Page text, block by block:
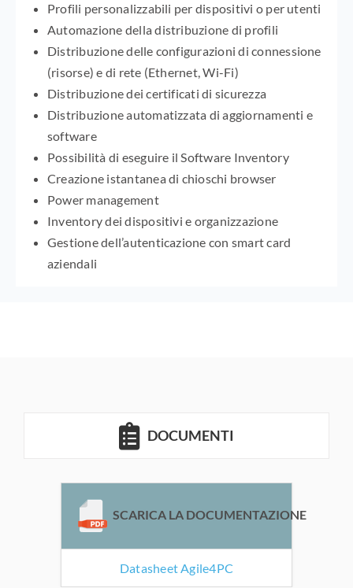
Profili personalizzabili per dispositivi o per utenti
Automazione della distribuzione di profili
Distribuzione delle configurazioni di connessione
(risorse) e di rete (Ethernet, Wi-Fi)
Distribuzione dei certificati di sicurezza
Distribuzione automatizzata di aggiornamenti e
software
Possibilità di eseguire il Software Inventory
Creazione istantanea di chioschi browser
Power management
Inventory dei dispositivi e organizzazione
Gestione dell’autenticazione con smart card
aziendali
DOCUMENTI
SCARICA LA DOCUMENTAZIONE
Datasheet Agile4PC